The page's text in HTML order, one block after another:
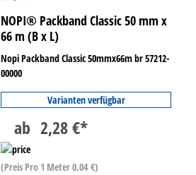
NOPI® Packband Classic 50 mm x
66 m (B x L)
Nopi Packband Classic 50mmx66m br 57212-
00000
Varianten verfügbar
ab 2,28 €*
(Preis Pro 1 Meter 0,04 €)